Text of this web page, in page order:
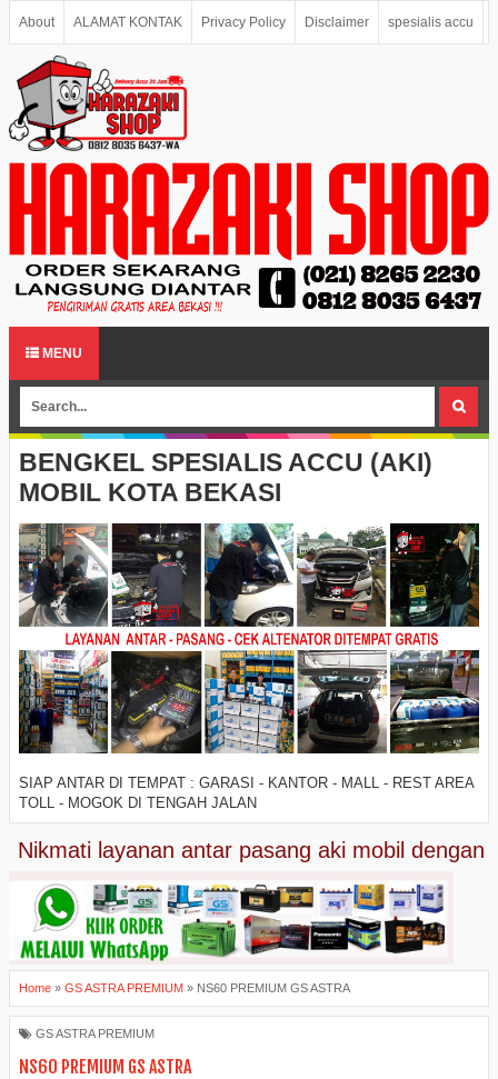
About ALAMAT KONTAK Privacy Policy Disclaimer spesialis accu
MENU
BENGKEL SPESIALIS ACCU (AKI)
MOBIL KOTA BEKASI
SIAP ANTAR DI TEMPAT : GARASI - KANTOR - MALL - REST AREA
TOLL - MOGOK DI TENGAH JALAN
layanan antar pasang aki mobil dengan
Home » GS ASTRA PREMIUM » NS60 PREMIUM GS ASTRA
GS ASTRA PREMIUM
NS60 PREMIUM GS ASTRA